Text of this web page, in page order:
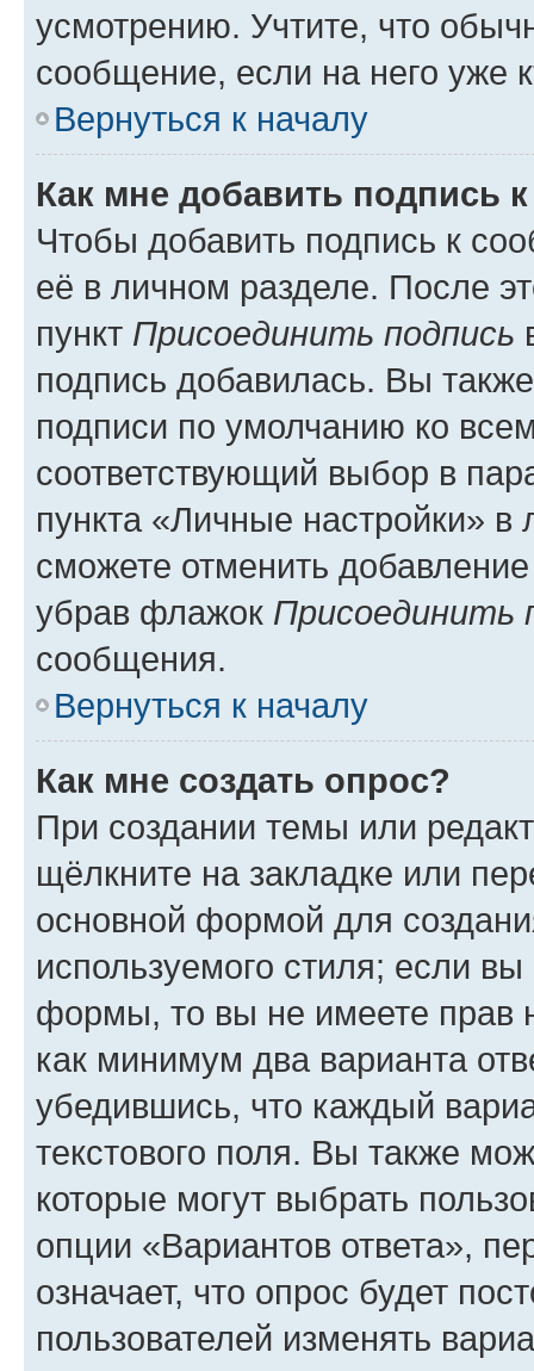
усмотрению. Учтите, что
сообщение, если на него уже
Вернуться к началу
Как мне добавить подпись
Чтобы добавить подпись к
её в личном разделе. После
пункт Присоединить подпись
подпись добавилась. Вы
подписи по умолчанию ко
соответствующий выбор в
пункта «Личные настройки»
сможете отменить
убрав флажок Присоединить
сообщения.
Вернуться к началу
Как мне создать опрос?
При создании темы или
щёлкните на закладке или
основной формой для
используемого стиля; если
формы, то вы не имеете прав
как минимум два варианта
убедившись, что каждый
текстового поля. Вы также
которые могут выбрать
опции «Вариантов ответа»,
означает, что опрос будет
пользователей изменять